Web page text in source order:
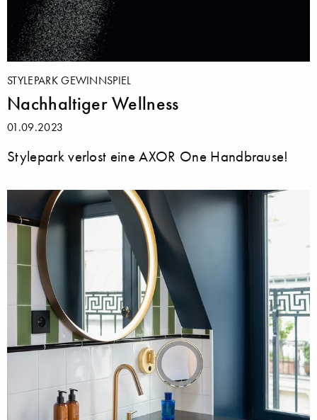
STYLEPARK GEWINNSPIEL
Nachhaltiger Wellness
01.09.2023
Stylepark verlost eine AXOR One Handbrause!